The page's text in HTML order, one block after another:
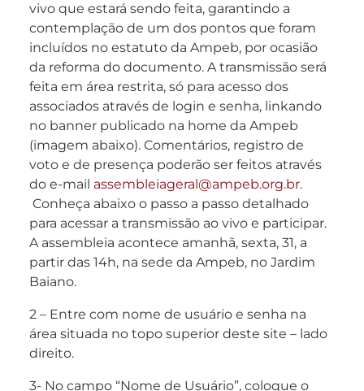
vivo que estará sendo feita, garantindo a
contemplação de um dos pontos que foram
incluídos no estatuto da Ampeb, por ocasião
da reforma do documento. A transmissão será
feita em área restrita, só para acesso dos
associados através de login e senha, linkando
no banner publicado na home da Ampeb
(imagem abaixo). Comentários, registro de
voto e de presença poderão ser feitos através
do e-mail assembleiageral@ampeb.org.br.
Conheça abaixo o passo a passo detalhado
para acessar a transmissão ao vivo e participar.
A assembleia acontece amanhã, sexta, 31, a
partir das 14h, na sede da Ampeb, no Jardim
Baiano.
2 – Entre com nome de usuário e senha na
área situada no topo superior deste site – lado
direito.
3- No campo “Nome de Usuário”, coloque o